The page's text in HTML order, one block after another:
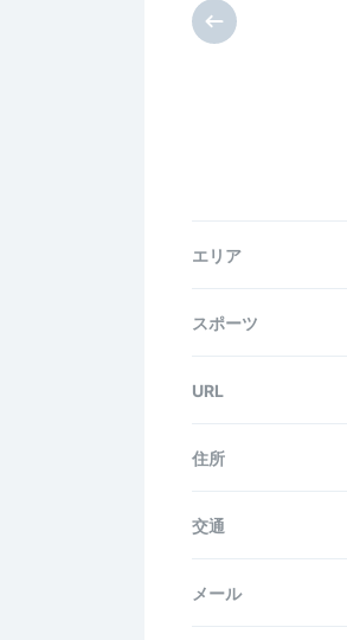
エリア
スポーツ
URL
住所
交通
メール